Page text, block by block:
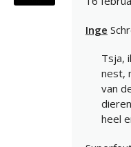
Inge
Tsja,
nest,
van
heel